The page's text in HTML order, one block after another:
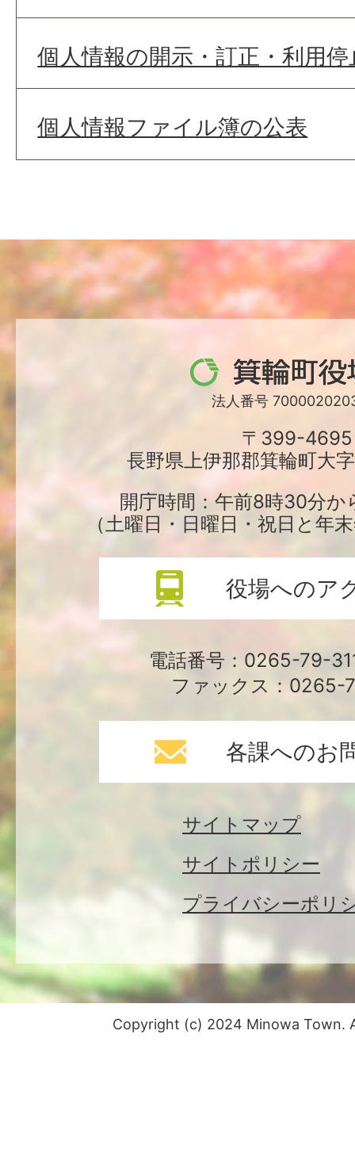
個人情報の開示・訂正・利用停
個人情報ファイル簿の公表
箕
輪
役
場
法人番号
〒399-4695
長野県上伊那郡箕輪町大
開庁時間：午前8時30分か
（土曜日・日曜日・祝日と年
役場へのア
電話番号：0265-79-
ファックス：0265-
各課へのお
サイトマップ
サイトポリシー
プライバシーポリ
Copyright (c) 2024 Minowa Town.